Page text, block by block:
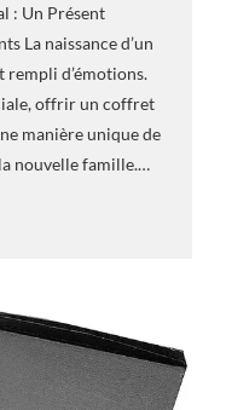
: Un Présent
La naissance d’un
rempli d’émotions.
offrir un coffret
manière unique de
nouvelle famille.…